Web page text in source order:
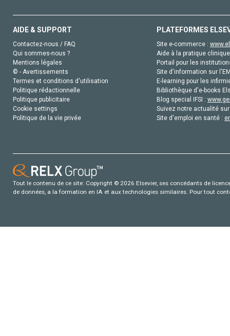
AIDE & SUPPORT
Contactez-nous / FAQ
Qui sommes-nous ?
Mentions légales
© - Avertissements
Termes et conditions d'utilisation
Politique rédactionnelle
Politique publicitaire
Cookie settings
Politique de la vie privée
PLATEFORMES
Site e-commerce :
Aide à la pratique
Portail pour les
Site d'information sur
E-learning pour les
Bibliothèque d'e-books
Blog special IFSI :
Suivez notre actualité
Site d'emploi en santé :
Tout le contenu de ce site: Copyright © 2026 Elsevier, ses concédants de
de données, a la formation en IA et aux technologies similaires. Pour tout